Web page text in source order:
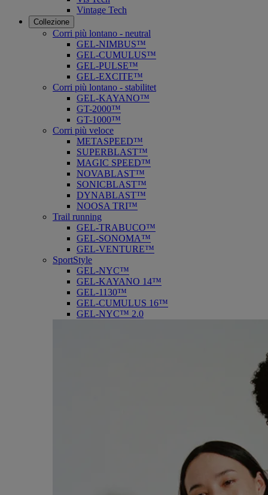
Vintage Tech
Collezione
Corri più lontano - neutral
GEL-NIMBUS™
GEL-CUMULUS™
GEL-PULSE™
GEL-EXCITE™
Corri più lontano - stabilitet
GEL-KAYANO™
GT-2000™
GT-1000™
Corri più veloce
METASPEED™
SUPERBLAST™
MAGIC SPEED™
NOVABLAST™
SONICBLAST™
DYNABLAST™
NOOSA TRI™
Trail running
GEL-TRABUCO™
GEL-SONOMA™
GEL-VENTURE™
SportStyle
GEL-NYC™
GEL-KAYANO 14™
GEL-1130™
GEL-CUMULUS 16™
GEL-NYC™ 2.0